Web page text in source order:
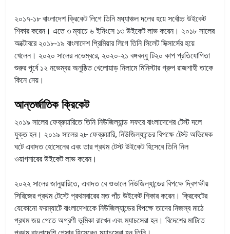
২০১৭-১৮ বাংলাদেশ ক্রিকেট লিগে তিনি মধ্যাঞ্চল দলের হয়ে সর্বোচ্চ উইকেট
শিকার করেন। এতে ৩ ম্যাচে ৬ ইনিংসে ১৩ উইকেট লাভ করেন। ২০১৮ সালের
অক্টোবরে ২০১৮-১৯ বাংলাদেশ প্রিমিয়ার লিগে তিনি সিলেট সিক্সার্সের হয়ে
খেলেন। ২০২০ সালের নভেম্বরে, ২০২০-২১ বঙ্গবন্ধু টি২০ কাপ প্রতিযোগিতা
শুরুর পূর্বে ১২ নভেম্বর অনুষ্ঠিত খেলোয়াড় নিলামে মিনিস্টার গ্রুপ রাজশাহী তাকে
কিনে নেয়।
আন্তর্জাতিক ক্রিকেট
২০১৯ সালের ফেব্রুয়ারিতে তিনি নিউজিল্যান্ড সফরে বাংলাদেশের টেস্ট দলে
যুক্ত হন। ২০১৯ সালের ২৮ ফেব্রুয়ারি, নিউজিল্যান্ডের বিপক্ষে টেস্ট অভিষেক
ঘটে এবাদত হোসেনের এবং তার প্রথম টেস্ট উইকেট হিসেবে তিনি নিল
ওয়াগনারের উইকেট লাভ করেন।
২০২২ সালের জানুয়ারিতে, এবাদত বে ওভালে নিউজিল্যান্ডের বিপক্ষে দ্বিপক্ষীয়
সিরিজের প্রথম টেস্টে প্রথমবারের মত পাঁচ উইকেট শিকার করেন। ক্রিকেটের
যেকোনো ফরম্যাটে বাংলাদেশকেে নিউজিল্যান্ডের বিপক্ষে তাদের নিজস্ব মাঠে
প্রথম জয় পেতে অগ্রণী ভূমিকা রাখেন এবং ম্যাচসেরা হন। বিদেশের মাটিতে